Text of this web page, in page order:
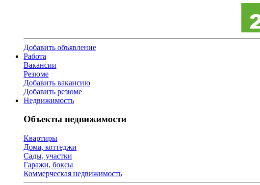
Добавить объявление
Работа
Вакансии
Резюме
Добавить вакансию
Добавить резюме
Недвижимость
Объекты недвижимости
Квартиры
Дома, коттеджи
Сады, участки
Гаражи, боксы
Коммерческая недвижимость